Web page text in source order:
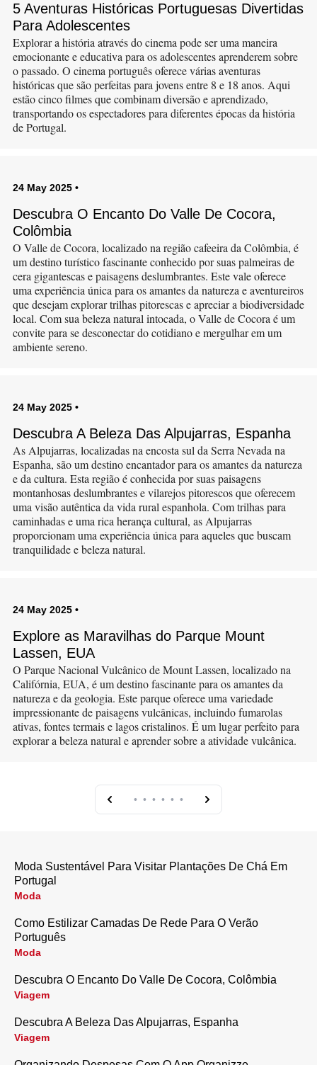
5 Aventuras Históricas Portuguesas Divertidas
Para Adolescentes
Explorar a história através do cinema pode ser uma maneira
emocionante e educativa para os adolescentes aprenderem sobre
o passado. O cinema português oferece várias aventuras
históricas que são perfeitas para jovens entre 8 e 18 anos. Aqui
estão cinco filmes que combinam diversão e aprendizado,
transportando os espectadores para diferentes épocas da história
de Portugal.
24 May 2025 •
Descubra O Encanto Do Valle De Cocora,
Colômbia
O Valle de Cocora, localizado na região cafeeira da Colômbia, é
um destino turístico fascinante conhecido por suas palmeiras de
cera gigantescas e paisagens deslumbrantes. Este vale oferece
uma experiência única para os amantes da natureza e aventureiros
que desejam explorar trilhas pitorescas e apreciar a biodiversidade
local. Com sua beleza natural intocada, o Valle de Cocora é um
convite para se desconectar do cotidiano e mergulhar em um
ambiente sereno.
24 May 2025 •
Descubra A Beleza Das Alpujarras, Espanha
As Alpujarras, localizadas na encosta sul da Serra Nevada na
Espanha, são um destino encantador para os amantes da natureza
e da cultura. Esta região é conhecida por suas paisagens
montanhosas deslumbrantes e vilarejos pitorescos que oferecem
uma visão autêntica da vida rural espanhola. Com trilhas para
caminhadas e uma rica herança cultural, as Alpujarras
proporcionam uma experiência única para aqueles que buscam
tranquilidade e beleza natural.
24 May 2025 •
Explore as Maravilhas do Parque Mount
Lassen, EUA
O Parque Nacional Vulcânico de Mount Lassen, localizado na
Califórnia, EUA, é um destino fascinante para os amantes da
natureza e da geologia. Este parque oferece uma variedade
impressionante de paisagens vulcânicas, incluindo fumarolas
ativas, fontes termais e lagos cristalinos. É um lugar perfeito para
explorar a beleza natural e aprender sobre a atividade vulcânica.
• • • • • •
Moda Sustentável Para Visitar Plantações De Chá Em
Portugal
Moda
Como Estilizar Camadas De Rede Para O Verão
Português
Moda
Descubra O Encanto Do Valle De Cocora, Colômbia
Viagem
Descubra A Beleza Das Alpujarras, Espanha
Viagem